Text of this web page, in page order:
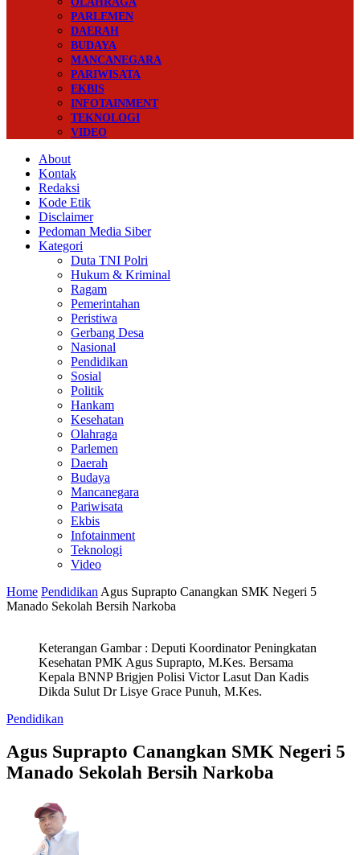
PARLEMEN
DAERAH
BUDAYA
MANCANEGARA
PARIWISATA
EKBIS
INFOTAINMENT
TEKNOLOGI
VIDEO
About
Kontak
Redaksi
Kode Etik
Disclaimer
Pedoman Media Siber
Kategori
Duta TNI Polri
Hukum & Kriminal
Ragam
Pemerintahan
Peristiwa
Gerbang Desa
Nasional
Pendidikan
Sosial
Politik
Hankam
Kesehatan
Olahraga
Parlemen
Daerah
Budaya
Mancanegara
Pariwisata
Ekbis
Infotainment
Teknologi
Video
Home Pendidikan Agus Suprapto Canangkan SMK Negeri 5
Manado Sekolah Bersih Narkoba
Keterangan Gambar : Deputi Koordinator Peningkatan
Kesehatan PMK Agus Suprapto, M.Kes. Bersama
Kepala BNNP Brigjen Polisi Victor Lasut Dan Kadis
Dikda Sulut Dr Lisye Grace Punuh, M.Kes.
Pendidikan
Agus Suprapto Canangkan SMK Negeri 5
Manado Sekolah Bersih Narkoba